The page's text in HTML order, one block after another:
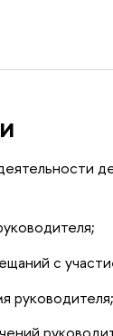
с
руководителя;